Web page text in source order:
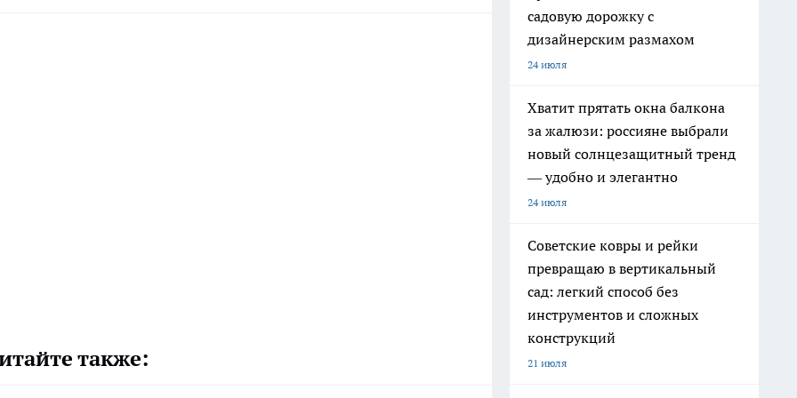
также:
садовую дорожку с
дизайнерским размахом
24 июля
Хватит прятать окна балкона
за жалюзи: россияне выбрали
новый солнцезащитный тренд
— удобно и элегантно
24 июля
Советские ковры и рейки
превращаю в вертикальный
сад: легкий способ без
инструментов и сложных
конструкций
21 июля